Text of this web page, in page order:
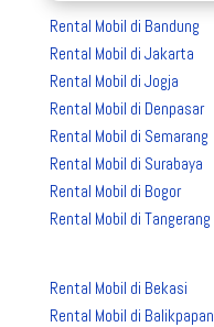
Rental Mobil di Bandung
Rental Mobil di Jakarta
Rental Mobil di Jogja
Rental Mobil di Denpasar
Rental Mobil di Semarang
Rental Mobil di Surabaya
Rental Mobil di Bogor
Rental Mobil di Tangerang
Rental Mobil di Bekasi
Rental Mobil di Balikpapan